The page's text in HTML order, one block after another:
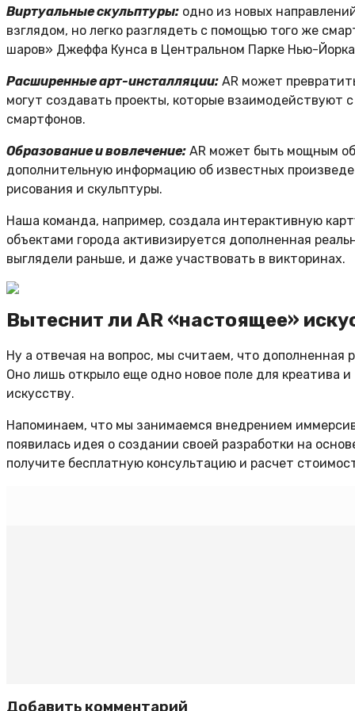
Виртуальные скульптуры: одно из новых
взглядом, но легко разглядеть с помощью того же
шаров» Джеффа Кунса в Центральном Парке Нью-
Расширенные арт-инсталляции: AR может
могут создавать проекты, которые
смартфонов.
Образование и вовлечение: AR может быть мощным
дополнительную информацию об известных
рисования и скульптуры.
Наша команда, например, создала интерактивную
объектами города активизируется дополненная
выглядели раньше, и даже участвовать в викторинах.
Вытеснит ли AR «настоящее»
Ну а отвечая на вопрос, мы считаем, что дополненная
Оно лишь открыло еще одно новое поле для креатива
искусству.
Напоминаем, что мы занимаемся внедрением
появилась идея о создании своей разработки на
получите бесплатную консультацию и расчет
Добавить комментарий